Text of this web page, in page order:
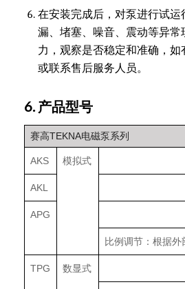
在安装完成后，对泵进行试运
漏、堵塞、噪音、震动等异
力，观察是否稳定和准确，如
或联系售后服务人员。
6. 产品型号
赛高TEKNA电磁泵系列
AKS 模拟式
AKL
APG
比例调节：根据
TPG 数显式